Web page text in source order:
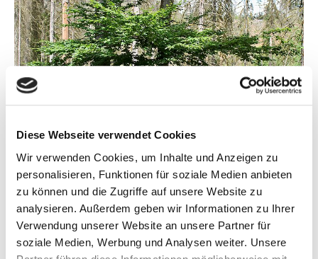
Diese Webseite verwendet Cookies
Wir verwenden Cookies, um Inhalte und Anzeigen zu
personalisieren, Funktionen für soziale Medien anbieten
zu können und die Zugriffe auf unsere Website zu
analysieren. Außerdem geben wir Informationen zu Ihrer
Verwendung unserer Website an unsere Partner für
soziale Medien, Werbung und Analysen weiter. Unsere
r
i
g
h
t
I
n
f
o
o
n
n
ö
Über Wildnis und Natürlichen Klimaschutz sowie die
Fördermöglichkeiten zu informieren und so mehr Flächen mit einer
natürlichen Waldentwicklung zu ermöglichen – das ist Ziel des
Projekts.
Das Projektgebiet liegt in den Landkreisen Kronach, Hof,
Sonneberg, Saalfeld-Rudolstadt und Saale-Orla-Kreis. Zur
Umsetzung und für die Kommunikation kommen zwei